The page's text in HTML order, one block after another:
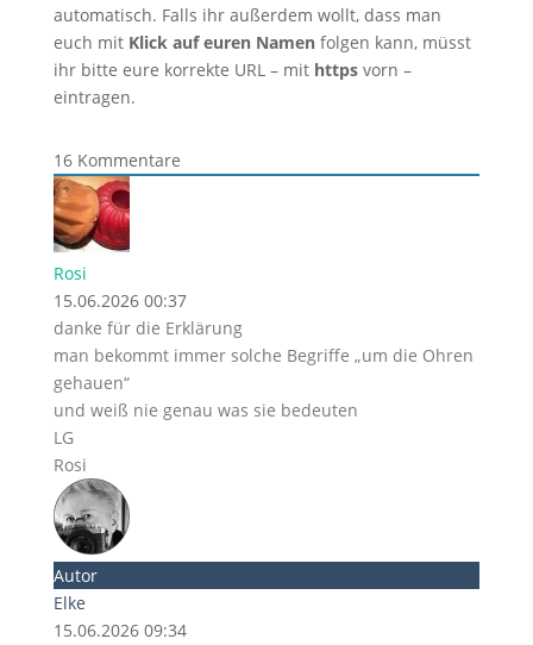
automatisch. Falls ihr außerdem wollt, dass man
euch mit Klick auf euren Namenfolgen kann, müsst
ihr bitte eure korrekte URL – mit httpsvorn –
eintragen.
16Kommentare
Rosi
15.06.2026 00:37
danke für die Erklärung
man bekommt immer solche Begriffe „um die Ohren
gehauen“
und weiß nie genau was sie bedeuten
LG
Rosi
Autor
Elke
15.06.2026 09:34